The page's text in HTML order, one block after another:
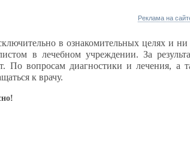
Реклама на
в ознакомительных целях и
в лечебном учреждении. За
По вопросам диагностики и лечения,
к врачу.